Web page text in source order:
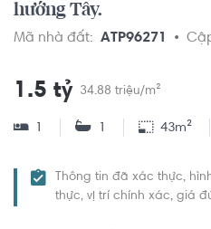
hướng Tây.
Mã nhà đất: ATP96271
1.5 tỷ 34.88 triệu/m²
1 1 43m²
Thông tin đã xác thực,
thực, vị trí chính xác, giá